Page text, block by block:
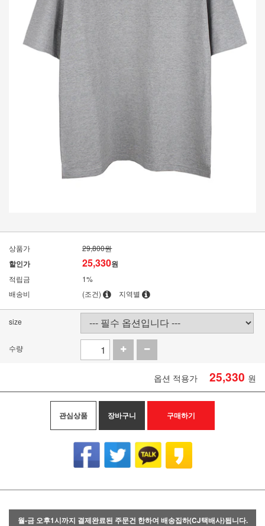
상품가 29,800원
할인가 25,330원
적립금
1%
배송비
(조건) 지역별
size
수량
옵션 적용가 25,330 원
관심상품 장바구니 구매하기
월-금 오후1시까지 결제완료된 주문건 한하여 배송집하(CJ택배사)됩니다.